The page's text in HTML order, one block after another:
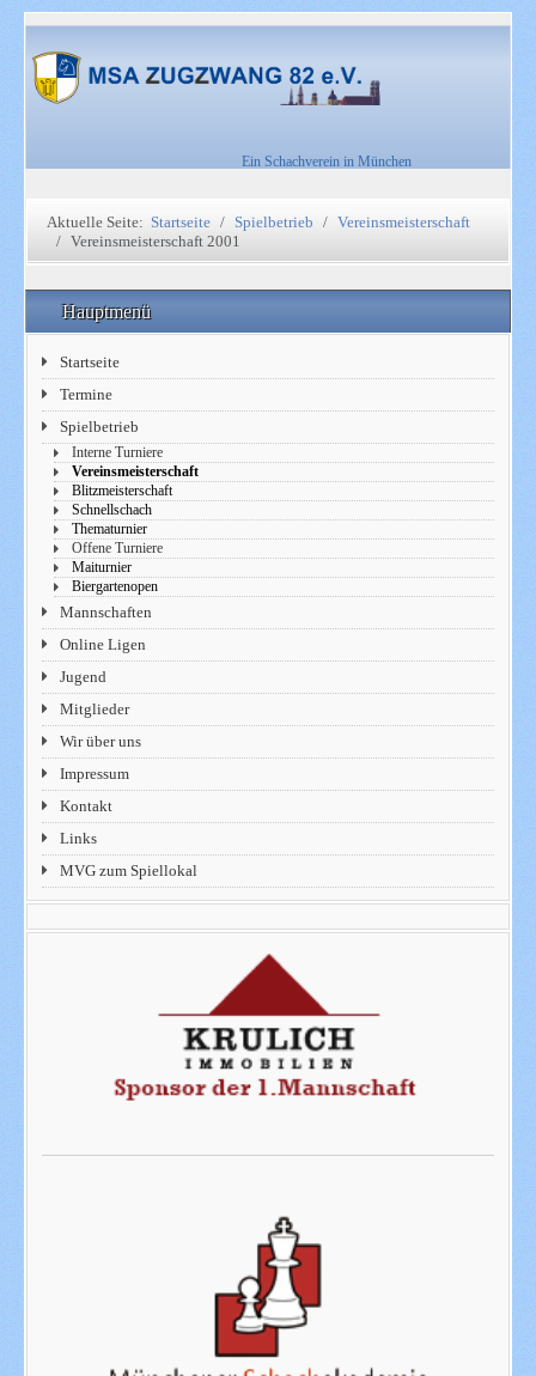
Ein Schachverein in München
Aktuelle Seite: Startseite Spielbetrieb
Vereinsmeisterschaft
Vereinsmeisterschaft 2001
Hauptmenü
Startseite
Termine
Spielbetrieb
Interne Turniere
Vereinsmeisterschaft
Blitzmeisterschaft
Schnellschach
Thematurnier
Offene Turniere
Maiturnier
Biergartenopen
Mannschaften
Online Ligen
Jugend
Mitglieder
Wir über uns
Impressum
Kontakt
Links
MVG zum Spiellokal